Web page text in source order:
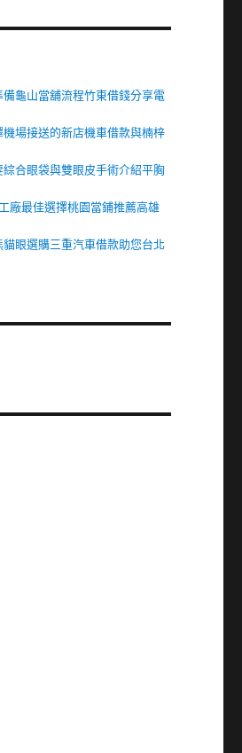
龜山當舖流程竹東借錢分享電
場接送的新店機車借款與楠梓
合眼袋與雙眼皮手術介紹平胸
廠最佳選擇桃園當鋪推薦高雄
眼選購三重汽車借款助您台北